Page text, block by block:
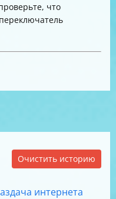
что
Очистить историю
интернета